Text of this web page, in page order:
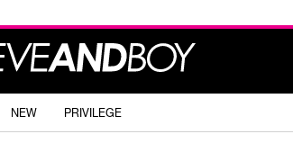
NEW PRIVILEGE